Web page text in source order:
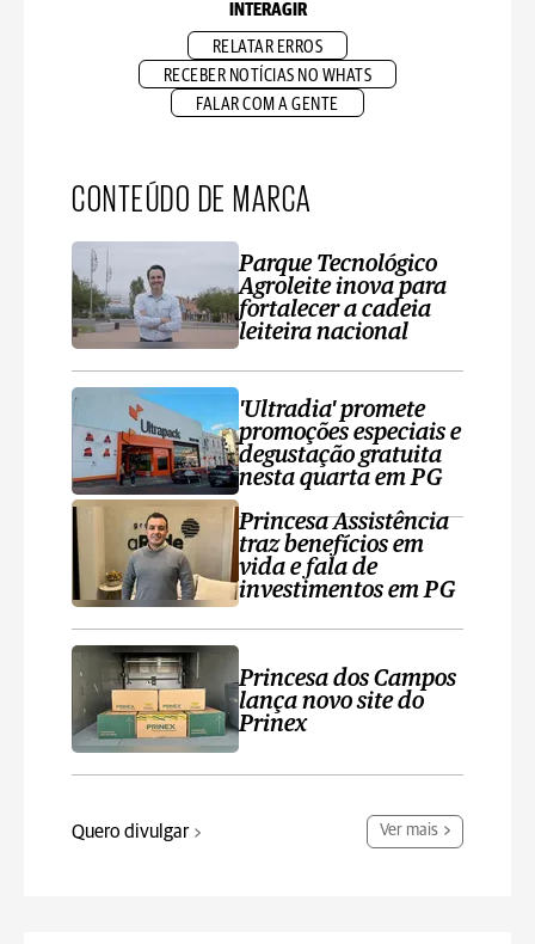
INTERAGIR
RELATAR ERROS
RECEBER NOTÍCIAS NO WHATS
FALAR COM A GENTE
CONTEÚDO DE MARCA
Parque Tecnológico
Agroleite inova para
fortalecer a cadeia
leiteira nacional
'Ultradia' promete
promoções especiais e
degustação gratuita
nesta quarta em PG
Princesa Assistência
traz benefícios em
vida e fala de
investimentos em PG
Princesa dos Campos
lança novo site do
Prinex
Quero divulgar Ver mais